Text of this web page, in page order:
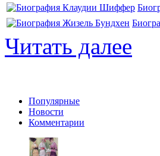
Читать далее
Популярные
Новости
Комментарии